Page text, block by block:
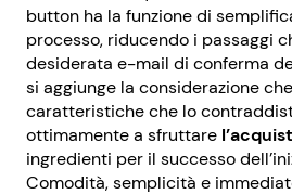
button ha la funzione di
processo, riducendo i passaggi
desiderata e-mail di conferma
si aggiunge la considerazione
caratteristiche che lo
ottimamente a sfruttare
ingredienti per il successo
Comodità, semplicità e